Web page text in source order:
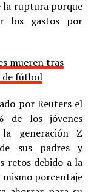
la ruptura porque
los gastos por
mueren tras
de fútbol
por Reuters el
de los jóvenes
la generación Z
sus padres y
retos debido a la
mismo porcentaje